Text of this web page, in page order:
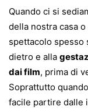
Quando ci si
della nostra casa
spettacolo spesso
dietro e alla
dai film, prima di
Soprattutto
facile partire dalle